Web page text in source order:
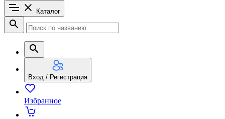
Каталог
Вход / Регистрация
Избранное